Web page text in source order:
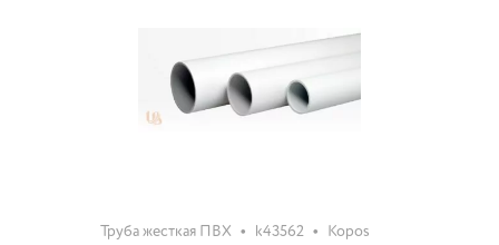
Труба жесткая ПВХ • k43562 • Kopos